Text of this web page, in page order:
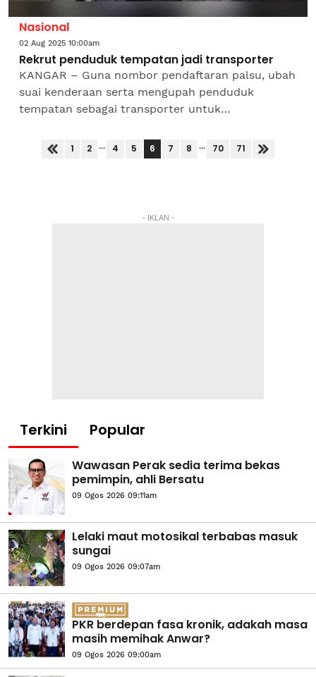
Nasional
02 Aug 2025 10:00am
Rekrut penduduk tempatan jadi transporter
KANGAR – Guna nombor pendaftaran palsu, ubah
suai kenderaan serta mengupah penduduk
tempatan sebagai transporter untuk
penyeludupan dadah di Perlis.Malah...
1 2 ... 4 5 6 7 8 ... 70 71
- IKLAN -
Terkini Popular
Wawasan Perak sedia terima bekas
pemimpin, ahli Bersatu
09 Ogos 2026 09:11am
Lelaki maut motosikal terbabas masuk
sungai
09 Ogos 2026 09:07am
PKR berdepan fasa kronik, adakah masa
masih memihak Anwar?
09 Ogos 2026 09:00am